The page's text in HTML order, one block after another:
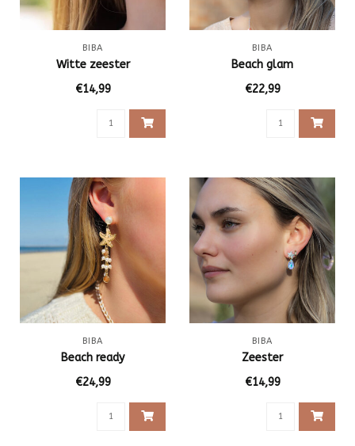
BIBA
Witte zeester
€14,99
BIBA
Beach glam
€22,99
BIBA
Beach ready
€24,99
BIBA
Zeester
€14,99